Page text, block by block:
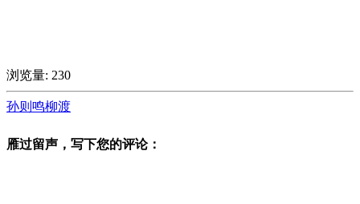
浏览量: 230
孙则鸣柳渡
雁过留声，写下您的评论：